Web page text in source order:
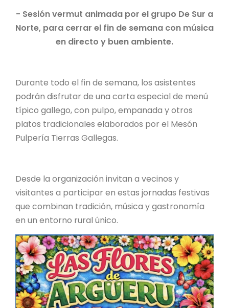
- Sesión vermut animada por el grupo De Sur a
Norte, para cerrar el fin de semana con música
en directo y buen ambiente.
Durante todo el fin de semana, los asistentes
podrán disfrutar de una carta especial de menú
típico gallego, con pulpo, empanada y otros
platos tradicionales elaborados por el Mesón
Pulpería Tierras Gallegas.
Desde la organización invitan a vecinos y
visitantes a participar en estas jornadas festivas
que combinan tradición, música y gastronomía
en un entorno rural único.